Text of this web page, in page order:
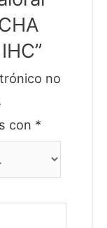
no
con *